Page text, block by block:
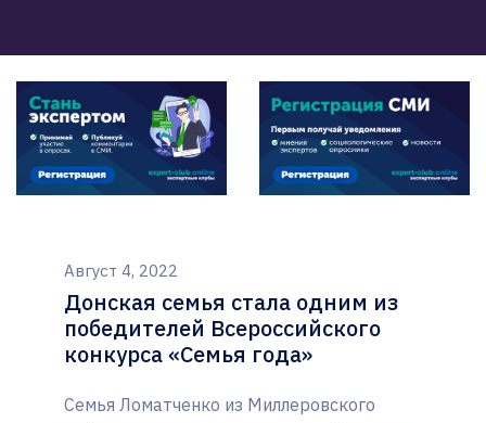
Август 4, 2022
Донская семья стала одним из
победителей Всероссийского
конкурса «Семья года»
Семья Ломатченко из Миллеровского